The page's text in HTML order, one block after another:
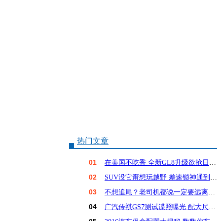
热门文章
01 在美国不吃香 全新GL8升级欲抢日系饭碗？
02 SUV没它甭想玩越野 差速锁神通到底有多大？
03 不想追尾？老司机都说一定要远离这6种车！
04 广汽传祺GS7测试谍照曝光 配大尺寸屏幕